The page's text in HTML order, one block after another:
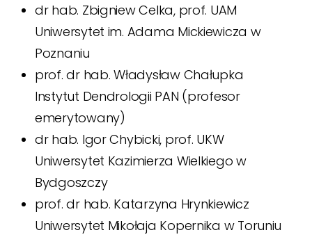
dr hab. Zbigniew Celka, prof. UAM
Uniwersytet im. Adama Mickiewicza w
Poznaniu
prof. dr hab. Władysław Chałupka
Instytut Dendrologii PAN (profesor
emerytowany)
dr hab. Igor Chybicki, prof. UKW
Uniwersytet Kazimierza Wielkiego w
Bydgoszczy
prof. dr hab. Katarzyna Hrynkiewicz
Uniwersytet Mikołaja Kopernika w Toruniu